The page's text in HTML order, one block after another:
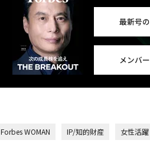
最新号
メンバ
Forbes WOMAN IP/知的財産 女性活躍